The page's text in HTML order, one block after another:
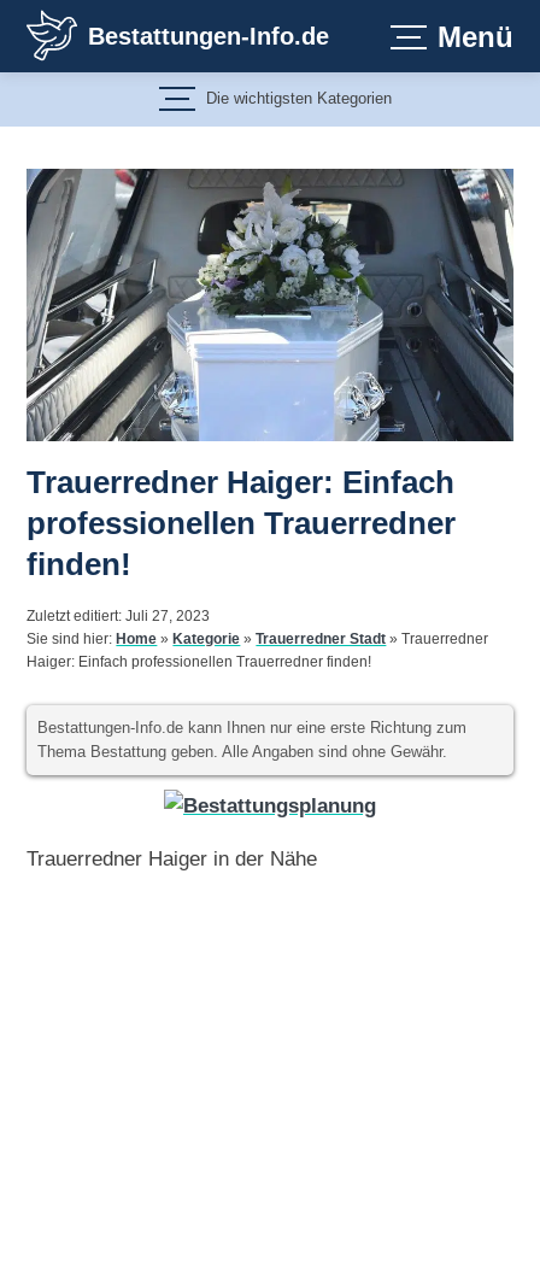
Inhalt
springen
Bestattungen-Info.de Menü
Die wichtigsten Kategorien
Trauerredner Haiger: Einfach
professionellen Trauerredner
finden!
Zuletzt editiert: Juli 27, 2023
Sie sind hier: Home » Kategorie »Trauerredner Stadt »Trauerredner
Haiger: Einfach professionellen Trauerredner finden!
Bestattungen-Info.de kann Ihnen nur eine erste Richtung zum
Thema Bestattung geben. Alle Angaben sind ohne Gewähr.
Trauerredner Haiger in der Nähe